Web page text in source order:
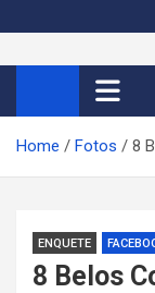
i
t
c
Cortes
Moda e
Home Fotos 8
ENQUETE
8 Belos